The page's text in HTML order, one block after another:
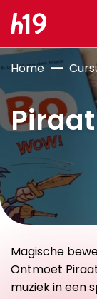
Home
Magische
Ontmoet
muziek in een